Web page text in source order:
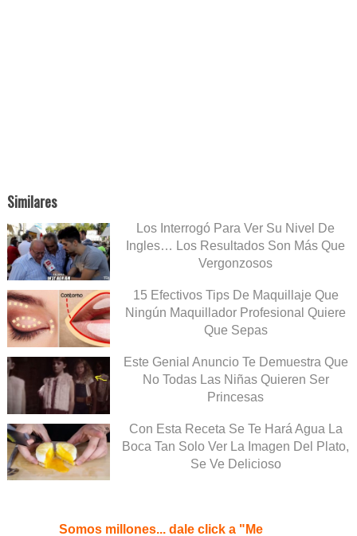
Similares
Los Interrogó Para Ver Su Nivel De
Ingles… Los Resultados Son Más Que
Vergonzosos
15 Efectivos Tips De Maquillaje Que
Ningún Maquillador Profesional Quiere
Que Sepas
Este Genial Anuncio Te Demuestra Que
No Todas Las Niñas Quieren Ser
Princesas
Con Esta Receta Se Te Hará Agua La
Boca Tan Solo Ver La Imagen Del Plato,
Se Ve Delicioso
Somos millones... dale click a "Me